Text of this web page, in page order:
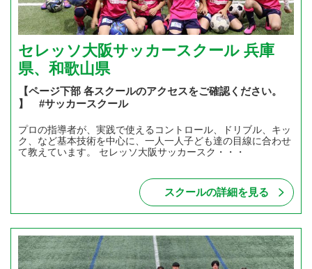
セレッソ大阪サッカースクール 兵庫
県、和歌山県
【ページ下部 各スクールのアクセスをご確認ください。
】 #サッカースクール
プロの指導者が、実践で使えるコントロール、ドリブル、キッ
ク、など基本技術を中心に、一人一人子ども達の目線に合わせ
て教えています。 セレッソ大阪サッカースク・・・
スクールの詳細を見る